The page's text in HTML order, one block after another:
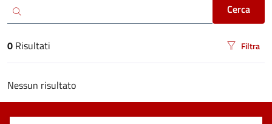
Cerca
risultati di ricerca
0 Risultati Filtra
Nessun risultato